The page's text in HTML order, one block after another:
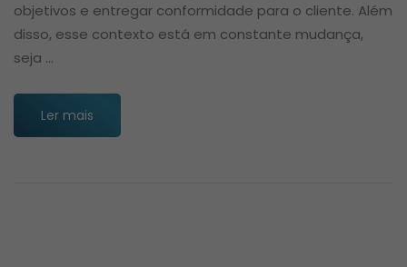
objetivos e entregar conformidade para o cliente. Além
disso, esse contexto está em constante mudança,
seja …
Ler mais